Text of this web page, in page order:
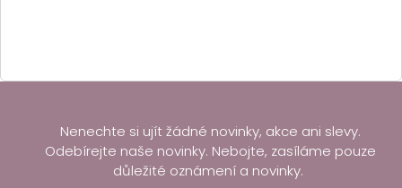
Nenechte si ujít žádné novinky, akce ani slevy.
Odebírejte naše novinky. Nebojte, zasíláme pouze
důležité oznámení a novinky.